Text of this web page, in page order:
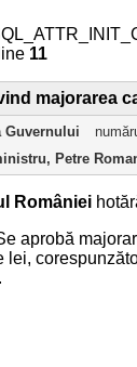
11
majorarea
Guvernului
Petre
României
aprobă
lei,